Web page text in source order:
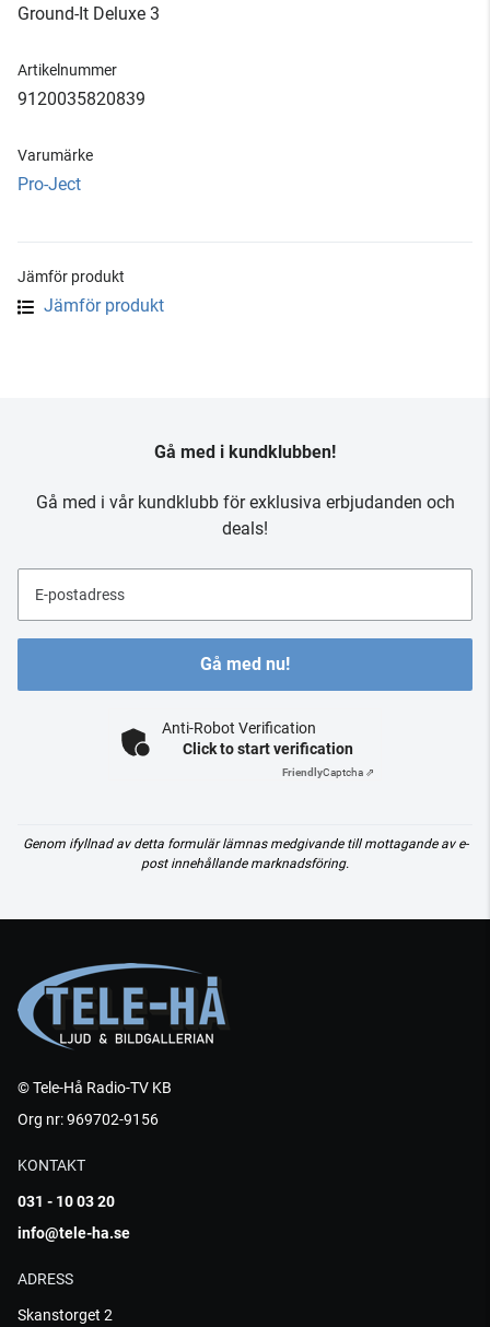
Ground-It Deluxe 3
Artikelnummer
9120035820839
Varumärke
Pro-Ject
Jämför produkt
Jämför produkt
Gå med i kundklubben!
Gå med i vår kundklubb för exklusiva erbjudanden och
deals!
E-postadress
Gå med nu!
Anti-Robot Verification
Click to start verification
FriendlyCaptcha ⇗
Genom ifyllnad av detta formulär lämnas medgivande till mottagande av e-
post innehållande marknadsföring.
© Tele-Hå Radio-TV KB
Org nr: 969702-9156
KONTAKT
031 - 10 03 20
info@tele-ha.se
ADRESS
Skanstorget 2